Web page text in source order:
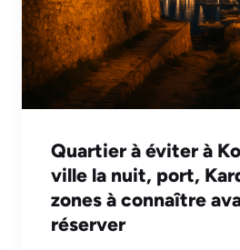
Quartier à éviter à
ville la nuit, port,
zones à connaître
réserver